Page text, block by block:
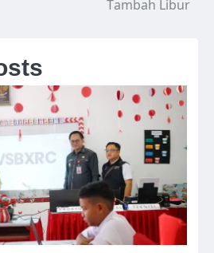
Tambah Libur